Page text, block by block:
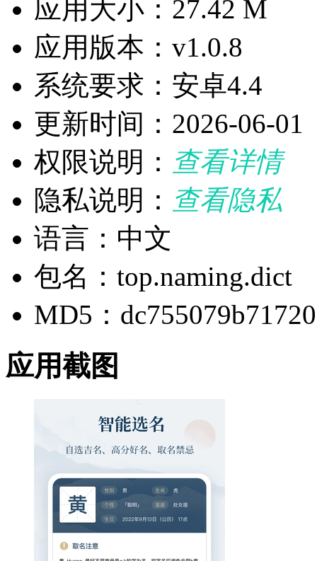
应用大小：27.42 M
应用版本：v1.0.8
系统要求：安卓4.4
更新时间：2026-06-01
权限说明： 查看详情
隐私说明： 查看隐私
语言：中文
包名：top.naming.dict
MD5：
应用截图